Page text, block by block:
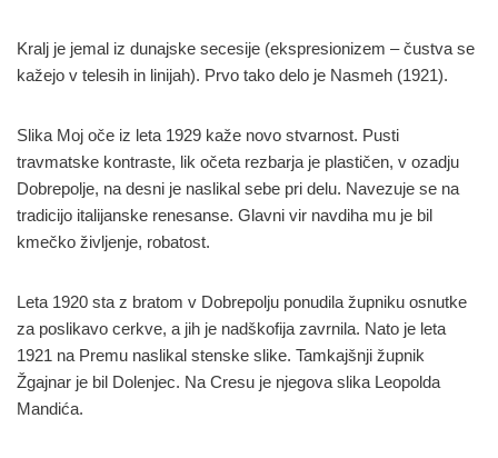
Kralj je jemal iz dunajske secesije (ekspresionizem – čustva se
kažejo v telesih in linijah). Prvo tako delo je Nasmeh (1921).
Slika Moj oče iz leta 1929 kaže novo stvarnost. Pusti
travmatske kontraste, lik očeta rezbarja je plastičen, v ozadju
Dobrepolje, na desni je naslikal sebe pri delu. Navezuje se na
tradicijo italijanske renesanse. Glavni vir navdiha mu je bil
kmečko življenje, robatost.
Leta 1920 sta z bratom v Dobrepolju ponudila župniku osnutke
za poslikavo cerkve, a jih je nadškofija zavrnila. Nato je leta
1921 na Premu naslikal stenske slike. Tamkajšnji župnik
Žgajnar je bil Dolenjec. Na Cresu je njegova slika Leopolda
Mandića.